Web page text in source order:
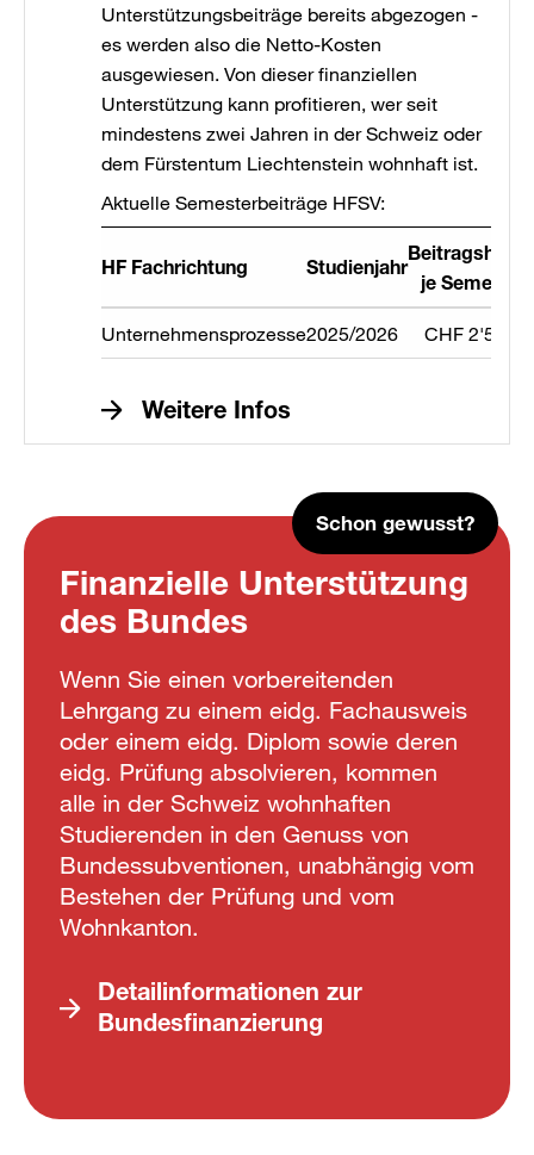
Unterstützungsbeiträge bereits abgezogen -
es werden also die Netto-Kosten
ausgewiesen. Von dieser finanziellen
Unterstützung kann profitieren, wer seit
mindestens zwei Jahren in der Schweiz oder
dem Fürstentum Liechtenstein wohnhaft ist.
Aktuelle Semesterbeiträge HFSV:
HF Fachrichtung Studienjahr
Beitragshöhe
je Semester
Unternehmensprozesse2025/2026 CHF 2'500.-
Weitere Infos
Schon gewusst?
Finanzielle Unterstützung
des Bundes
Wenn Sie einen vorbereitenden
Lehrgang zu einem eidg. Fachausweis
oder einem eidg. Diplom sowie deren
eidg. Prüfung absolvieren, kommen
alle in der Schweiz wohnhaften
Studierenden in den Genuss von
Bundessubventionen, unabhängig vom
Bestehen der Prüfung und vom
Wohnkanton.
Detailinformationen zur
Bundesfinanzierung